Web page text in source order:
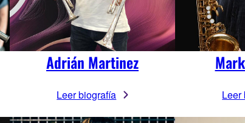
Adrián Martinez
Leer biografía Leer